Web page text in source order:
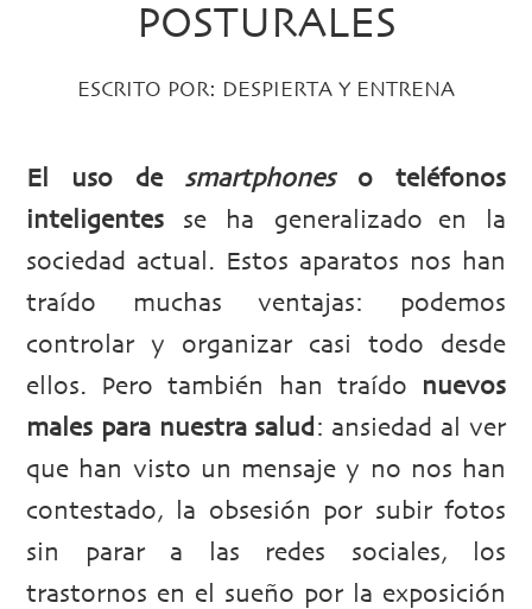
POSTURALES
ESCRITO POR: DESPIERTA Y ENTRENA
El uso de smartphoneso teléfonos
inteligentes se ha generalizado en la
sociedad actual. Estos aparatos nos han
traído muchas ventajas: podemos
controlar y organizar casi todo desde
ellos. Pero también han traído nuevos
males para nuestra salud : ansiedad al ver
que han visto un mensaje y no nos han
contestado, la obsesión por subir fotos
sin parar a las redes sociales, los
trastornos en el sueño por la exposición